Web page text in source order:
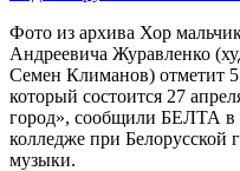
Фото из архива Хор
Андреевича Журавленко
Семен Климанов) отметит
который состоится 27
город», сообщили БЕЛТА в
колледже при Белорусской
музыки.